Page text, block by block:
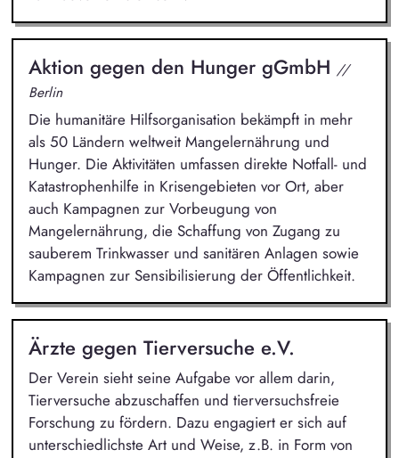
Aktion gegen den Hunger gGmbH //
Berlin
Die humanitäre Hilfsorganisation bekämpft in mehr
als 50 Ländern weltweit Mangelernährung und
Hunger. Die Aktivitäten umfassen direkte Notfall- und
Katastrophenhilfe in Krisengebieten vor Ort, aber
auch Kampagnen zur Vorbeugung von
Mangelernährung, die Schaffung von Zugang zu
sauberem Trinkwasser und sanitären Anlagen sowie
Kampagnen zur Sensibilisierung der Öffentlichkeit.
Ärzte gegen Tierversuche e.V.
Der Verein sieht seine Aufgabe vor allem darin,
Tierversuche abzuschaffen und tierversuchsfreie
Forschung zu fördern. Dazu engagiert er sich auf
unterschiedlichste Art und Weise, z.B. in Form von